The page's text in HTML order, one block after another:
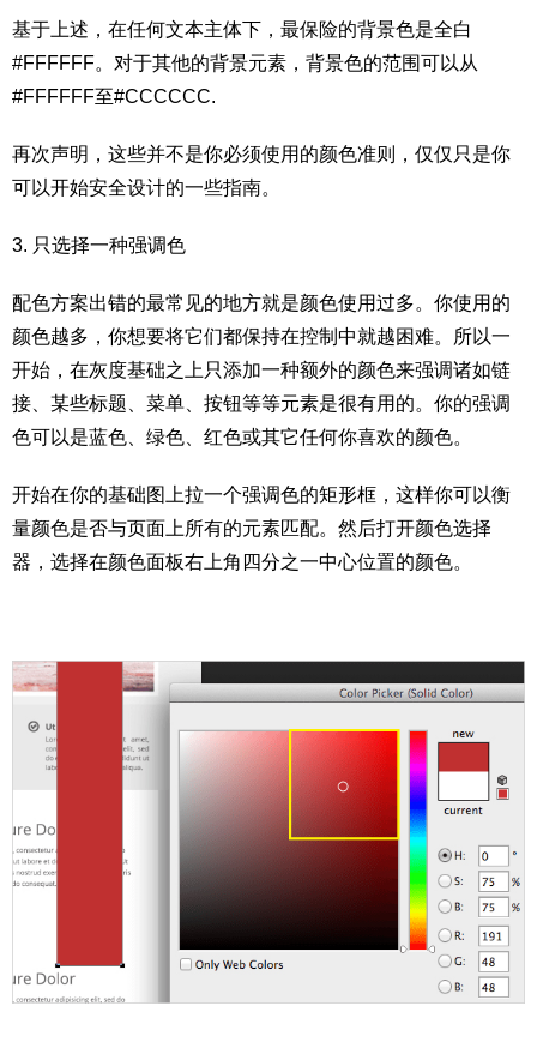
基于上述，在任何文本主体下，最保险的背景色是全白
#FFFFFF。对于其他的背景元素，背景色的范围可以从
#FFFFFF至#CCCCCC.
再次声明，这些并不是你必须使用的颜色准则，仅仅只是你
可以开始安全设计的一些指南。
3. 只选择一种强调色
配色方案出错的最常见的地方就是颜色使用过多。你使用的
颜色越多，你想要将它们都保持在控制中就越困难。所以一
开始，在灰度基础之上只添加一种额外的颜色来强调诸如链
接、某些标题、菜单、按钮等等元素是很有用的。你的强调
色可以是蓝色、绿色、红色或其它任何你喜欢的颜色。
开始在你的基础图上拉一个强调色的矩形框，这样你可以衡
量颜色是否与页面上所有的元素匹配。然后打开颜色选择
器，选择在颜色面板右上角四分之一中心位置的颜色。